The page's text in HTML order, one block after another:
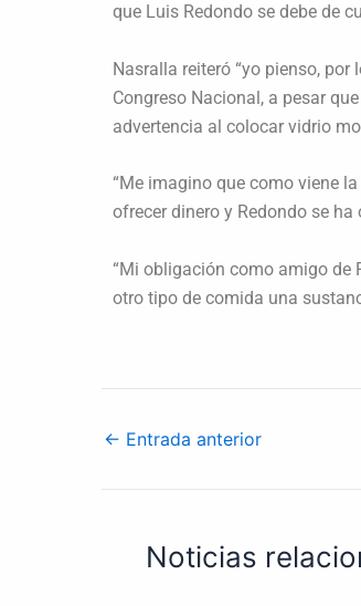
que Luis Redondo se debe de
Nasralla reiteró “yo pienso,
Congreso Nacional, a pesar
advertencia al colocar vidrio
“Me imagino que como viene
ofrecer dinero y Redondo se
“Mi obligación como amigo de
otro tipo de comida una
← Entrada anterior
Noticias